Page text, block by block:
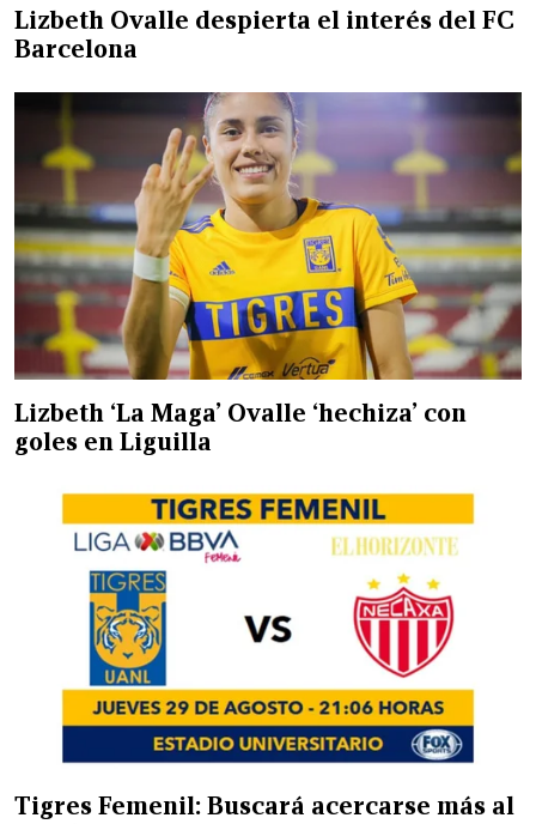
Lizbeth Ovalle despierta el interés del FC
Barcelona
Lizbeth ‘La Maga’ Ovalle ‘hechiza’ con
goles en Liguilla
Tigres Femenil: Buscará acercarse más al